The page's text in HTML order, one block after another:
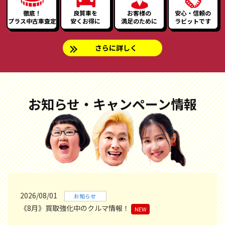
徹底！
プラス中古車査定
良質車を
安くお得に
お客様の
満足のために
安心・信頼の
ラビットです
さらに詳しく
お知らせ・キャンペーン情報
2026/08/01 お知らせ
《8月》買取強化中のクルマ情報！ NEW